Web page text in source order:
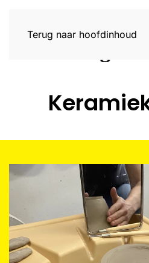
Terug naar hoofdinhoud